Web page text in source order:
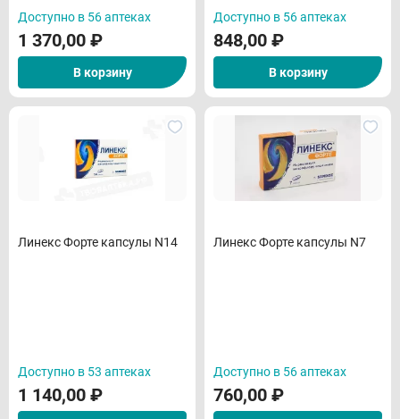
Доступно в 56 аптеках
1 370,00 ₽
В корзину
Доступно в 56 аптеках
848,00 ₽
В корзину
Линекс Форте капсулы N14
Доступно в 53 аптеках
1 140,00 ₽
Линекс Форте капсулы N7
Доступно в 56 аптеках
760,00 ₽